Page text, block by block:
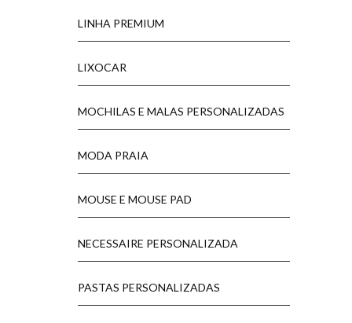
LINHA PREMIUM
LIXOCAR
MOCHILAS E MALAS PERSONALIZADAS
MODA PRAIA
MOUSE E MOUSE PAD
NECESSAIRE PERSONALIZADA
PASTAS PERSONALIZADAS